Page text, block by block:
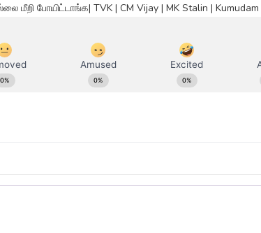
மீறி போயிட்டாங்க| TVK | CM Vijay | MK Stalin |